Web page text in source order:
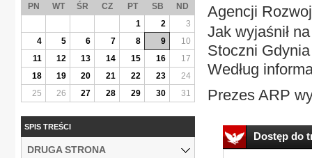
Agencji
Jak wyjaśnił
Stoczni Gdynia
Według
Prezes ARP
Dostęp do
PN WT ŚR CZ PT SB
ND
1
2
3
4
5 6 7 8 9
10
11
12 13 14 15 16
17
18
19 20 21 22 23
24
25
26 27 28 29 30 31
SPIS TREŚCI
DRUGA STRONA